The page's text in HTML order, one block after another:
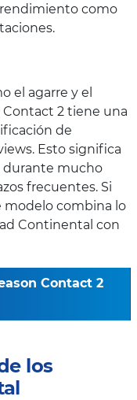
como
el agarre y el
Contact 2 tiene una
de
Esto significa
durante mucho
frecuentes. Si
modelo combina lo
Continental con
Contact 2
los